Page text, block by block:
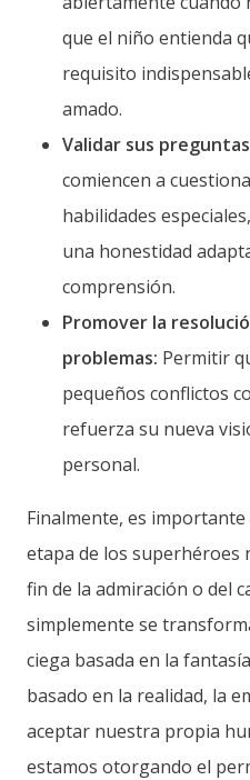
que el niño entienda
requisito
amado.
Validar sus
comiencen a
habilidades
una honestidad
comprensión.
Promover la
problemas: Permitir
pequeños conflictos
refuerza su nueva
personal.
Finalmente, es
etapa de los superhéroes
fin de la admiración o del
simplemente se
ciega basada en la
basado en la realidad, la
aceptar nuestra propia
estamos otorgando el